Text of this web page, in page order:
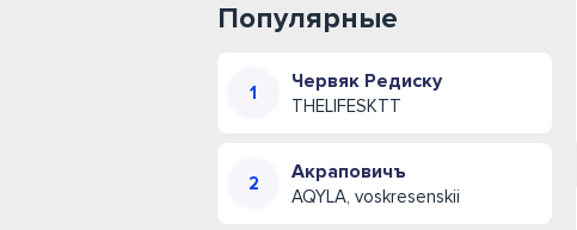
Популярные
Червяк Редиску
THELIFESKTT
Акраповичъ
AQYLA, voskresenskii